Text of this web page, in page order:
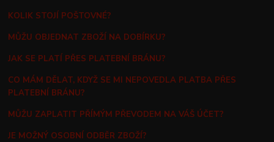
KOLIK STOJÍ POŠTOVNÉ?
MŮŽU OBJEDNAT ZBOŽÍ NA DOBÍRKU?
JAK SE PLATÍ PŘES PLATEBNÍ BRÁNU?
CO MÁM DĚLAT, KDYŽ SE MI NEPOVEDLA PLATBA PŘES
PLATEBNÍ BRÁNU?
MŮŽU ZAPLATIT PŘÍMÝM PŘEVODEM NA VÁŠ ÚČET?
JE MOŽNÝ OSOBNÍ ODBĚR ZBOŽÍ?